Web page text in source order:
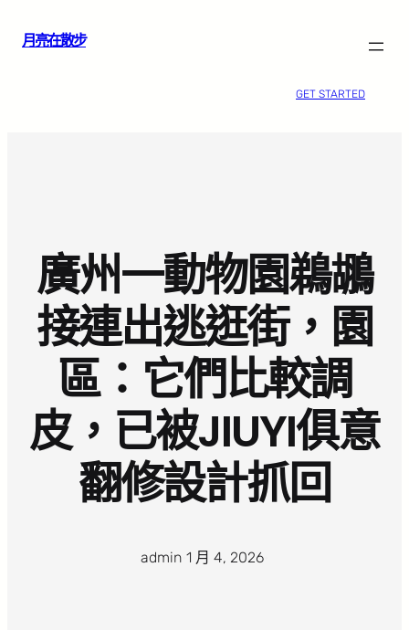
月亮在散步
GET STARTED
廣州一動物園鵜鶘
接連出逃逛街，園
區：它們比較調
皮，已被JIUYI俱意
翻修設計抓回
admin 1 月 4, 2026